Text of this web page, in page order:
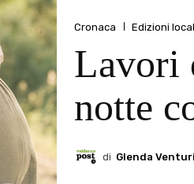
Cronaca Edizioni
Lavori
notte
di Glenda